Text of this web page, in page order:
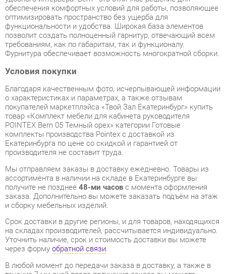
Фурнитура обеспечивает возможность многократной сборки.
Условия покупки
Благодаря качественным фото, исчерпывающей информации
о характеристиках и параметрах, а также отзывам
покупателей маркетплэйса «Твой Зал Екатеринбург» купить
товар «Комплект мебели для кабинета руководителя
POINTEX Bern 05 Темный орех» категории Готовые
Екатеринбурга по цене со скидкой и гарантией от
производителя не составит труда.
Мы отправляем заказы в доставку ежедневно. Товары из
ассортимента в наличии на складе в Екатеринбурге вы
получите не позднее48-ми часовс момента оформления
заказа. Дополнительно вы можете заказать подъём на этаж
и сборку мебельных изделий.
Срок доставки в другие регионы, и для товаров, находящихся
на складах производителей, рассчитывается индивидуально.
Уточнить наличие, срок и стоимость доставки вы можете
через формуобратной связи
В любой момент до передачи заказа в доставку, а также в
течение 7-ми дней после получения заказа вы можете
изменить выбор или принять решение об отказе от покупки.
Несмотря на качественную упаковку, готовые комплекты
могут быть повреждены при транспортировке. Если Вы
заметили дефект при приёме - мы заменим поврежденную
деталь.Повторная доставкатовара -бесплатна.